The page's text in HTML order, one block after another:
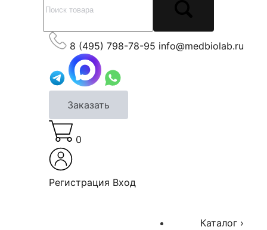
8 (495) 798-78-95 info@medbiolab.ru
Заказать
0
Регистрация Вход
Каталог ›